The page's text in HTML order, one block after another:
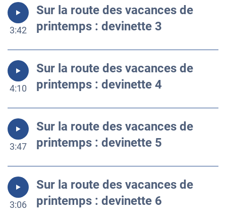
3:42
Sur la route des vacances de
printemps : devinette 3
4:10
Sur la route des vacances de
printemps : devinette 4
3:47
Sur la route des vacances de
printemps : devinette 5
3:06
Sur la route des vacances de
printemps : devinette 6